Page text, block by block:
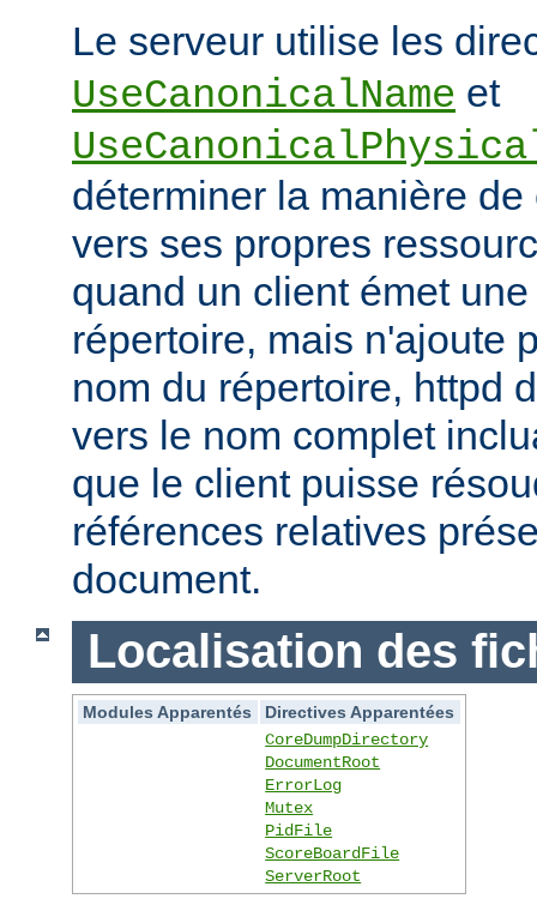
Le serveur utilise les
UseCanonicalName et
déterminer la manière
vers ses propres
quand un client émet
répertoire, mais n'ajoute
nom du répertoire, httpd
vers le nom complet
que le client puisse
références relatives
document.
Localisation des
Modules Apparentés
Directives Apparentées
CoreDumpDirectory
DocumentRoot
ErrorLog
Mutex
PidFile
ScoreBoardFile
ServerRoot